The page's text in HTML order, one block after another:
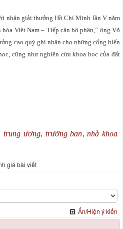
nhận giải thưởng Hồ Chí Minh lần V năm
Việt Nam – Tiếp cận bộ phận,” ông Võ
cao quý ghi nhận cho những cống hiến
cũng như nghiên cứu khoa học của đất
trung ương, trưởng ban,nhà khoa
giá bài viết
Ẩn/Hiện ý kiến